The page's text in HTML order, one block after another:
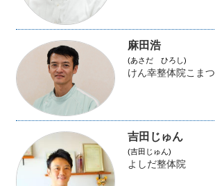
麻田浩
(あさだ ひろし)
けん幸整体院こまつ
吉田じゅん
(吉田じゅん)
よしだ整体院